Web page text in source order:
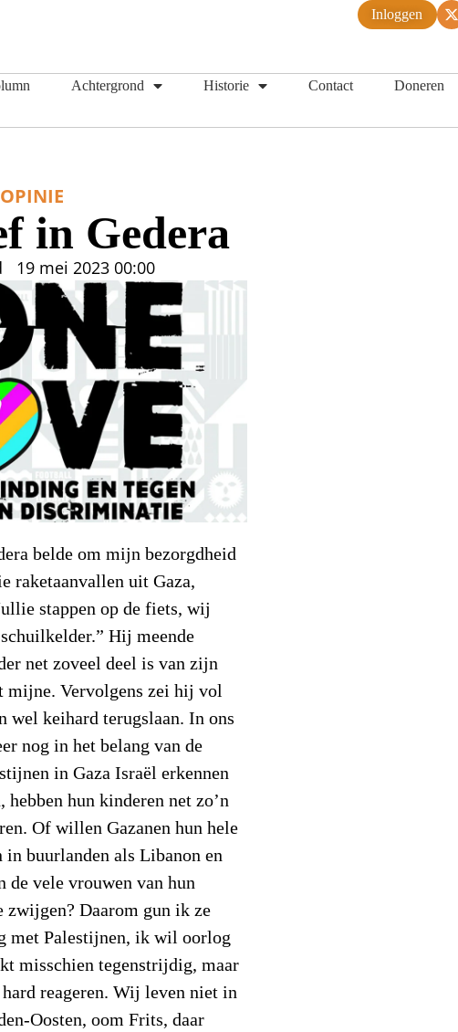
Inloggen
Achtergrond Historie Contact Doneren
OPINIE
in Gedera
19 mei 2023 00:00
belde om mijn bezorgdheid
raketaanvallen uit Gaza,
stappen op de fiets, wij
Hij meende
net zoveel deel is van zijn
mijne. Vervolgens zei hij vol
wel keihard terugslaan. In ons
nog in het belang van de
in Gaza Israël erkennen
hebben hun kinderen net zo’n
Of willen Gazanen hun hele
buurlanden als Libanon en
de vele vrouwen van hun
zwijgen? Daarom gun ik ze
met Palestijnen, ik wil oorlog
misschien tegenstrijdig, maar
reageren. Wij leven niet in
Oosten, oom Frits, daar